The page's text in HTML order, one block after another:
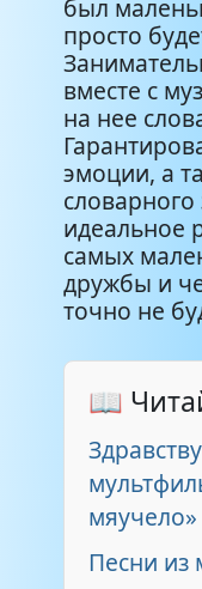
был
просто
вместе с
на нее
эмоции, а
словарного
идеальное
самых
дружбы и
точно не
📖
мяучело»
Песни из